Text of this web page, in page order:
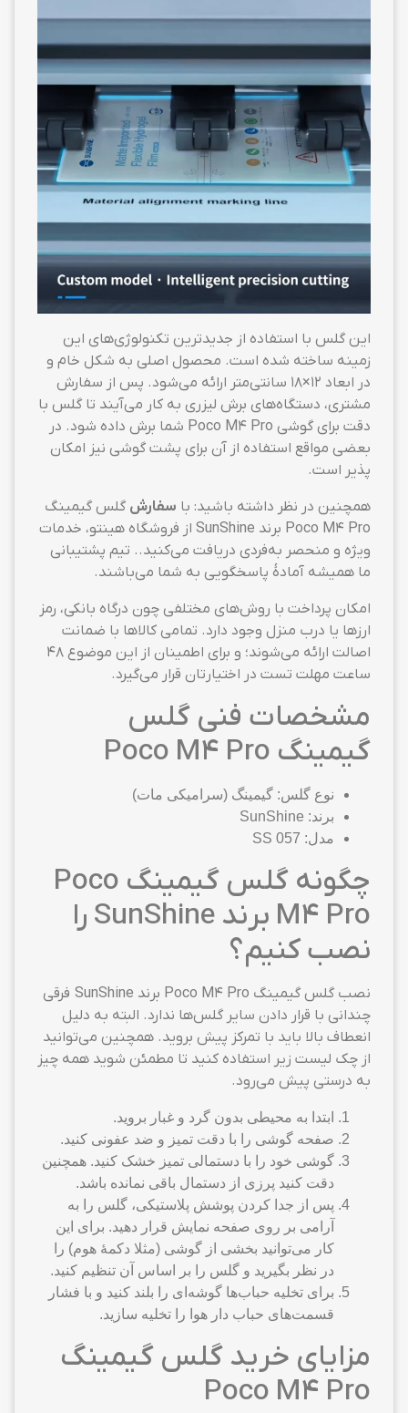
این گلس با استفاده از جدیدترین تکنولوژی‌های این
زمینه ساخته شده است. محصول اصلی به شکل خام و
در ابعاد ۱۲×۱۸ سانتی‌متر ارائه می‌شود. پس از سفارش
مشتری، دستگاه‌های برش لیزری به کار می‌آیند تا گلس با
دقت برای گوشی Poco M4 Pro شما برش داده شود. در
بعضی مواقع استفاده از آن برای پشت گوشی نیز امکان
پذیر است.
همچنین در نظر داشته باشید: با سفارش گلس گیمینگ
Poco M4 Pro برند SunShine از فروشگاه هینتو، خدمات
ویژه و منحصر به‌فردی دریافت می‌کنید.. تیم پشتیبانی
ما همیشه آمادهٔ پاسخگویی به شما می‌باشند.
امکان پرداخت با روش‌های مختلفی چون درگاه بانکی، رمز
ارزها یا درب منزل وجود دارد. تمامی کالاها با ضمانت
اصالت ارائه می‌شوند؛ و برای اطمینان از این موضوع ۴۸
ساعت مهلت تست در اختیارتان قرار می‌گیرد.
مشخصات فنی گلس
گیمینگ Poco M4 Pro
نوع گلس: گیمینگ (سرامیکی مات)
برند: SunShine
مدل: SS 057
چگونه گلس گیمینگ Poco
M4 Pro برند SunShine را
نصب کنیم؟
نصب گلس گیمینگ Poco M4 Pro برند SunShine فرقی
چندانی با قرار دادن سایر گلس‌ها ندارد. البته به دلیل
انعطاف بالا باید با تمرکز پیش بروید. همچنین می‌توانید
از چک لیست زیر استفاده کنید تا مطمئن شوید همه چیز
به درستی پیش می‌رود.
ابتدا به محیطی بدون گرد و غبار بروید.
صفحه گوشی را با دقت تمیز و ضد عفونی کنید.
گوشی خود را با دستمالی تمیز خشک کنید. همچنین
دقت کنید پرزی از دستمال باقی نمانده باشد.
پس از جدا کردن پوشش پلاستیکی، گلس را به
آرامی بر روی صفحه نمایش قرار دهید. برای این
کار می‌توانید بخشی از گوشی (مثلا دکمهٔ هوم) را
در نظر بگیرید و گلس را بر اساس آن تنظیم کنید.
برای تخلیه حباب‌ها گوشه‌ای را بلند کنید و با فشار
قسمت‌های حباب دار هوا را تخلیه سازید.
مزایای خرید گلس گیمینگ
Poco M4 Pro